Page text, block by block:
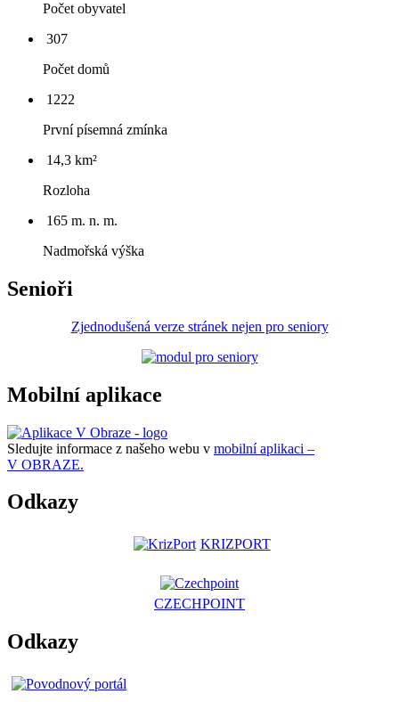
Počet obyvatel
307
Počet domů
1222
První písemná zmínka
14,3 km²
Rozloha
165 m. n. m.
Nadmořská výška
Senioři
Zjednodušená verze stránek nejen pro seniory
Mobilní aplikace
Sledujte informace z našeho webu v mobilní aplikaci –
V OBRAZE.
Odkazy
KRIZPORT
CZECHPOINT
Odkazy